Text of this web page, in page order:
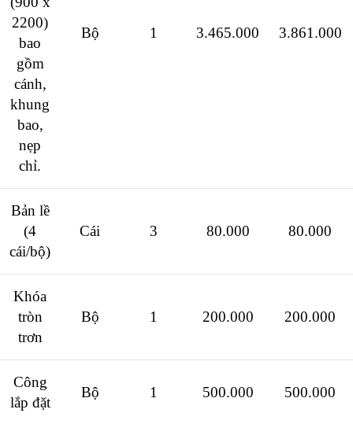
2200)
bao
gồm
cánh,
khung
bao,
nẹp
chỉ.
Bộ 1 3.465.000 3.861.000
Bản lề
(4
cái/bộ)
Cái 3 80.000 80.000
Khóa
tròn
trơn
Bộ 1 200.000 200.000
Công
lắp đặt
Bộ 1 500.000 500.000